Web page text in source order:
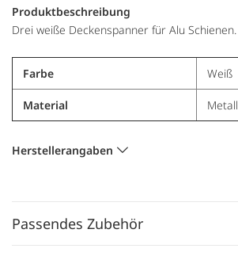
Produktbeschreibung
Drei weiße Deckenspanner für Alu Schienen.
Farbe Weiß
Material Metall
Herstellerangaben
Passendes Zubehör